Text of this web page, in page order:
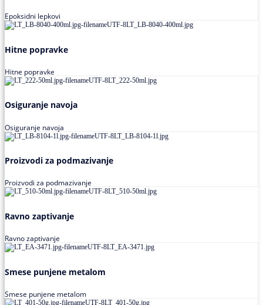
Epoksidni lepkovi
Hitne popravke
Hitne popravke
Osiguranje navoja
Osiguranje navoja
Proizvodi za podmazivanje
Proizvodi za podmazivanje
Ravno zaptivanje
Ravno zaptivanje
Smese punjene metalom
Smese punjene metalom